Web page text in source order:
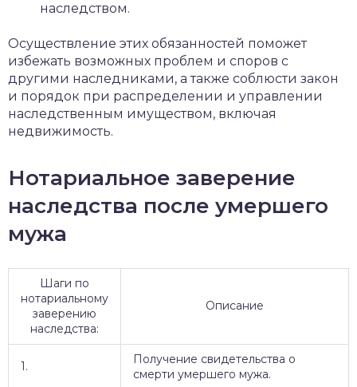
наследством.
Осуществление этих обязанностей поможет
избежать возможных проблем и споров с
другими наследниками, а также соблюсти закон
и порядок при распределении и управлении
наследственным имуществом, включая
недвижимость.
Нотариальное заверение
наследства после умершего
мужа
Шаги по
нотариальному
заверению
наследства:
Описание
1.
Получение свидетельства о
смерти умершего мужа.